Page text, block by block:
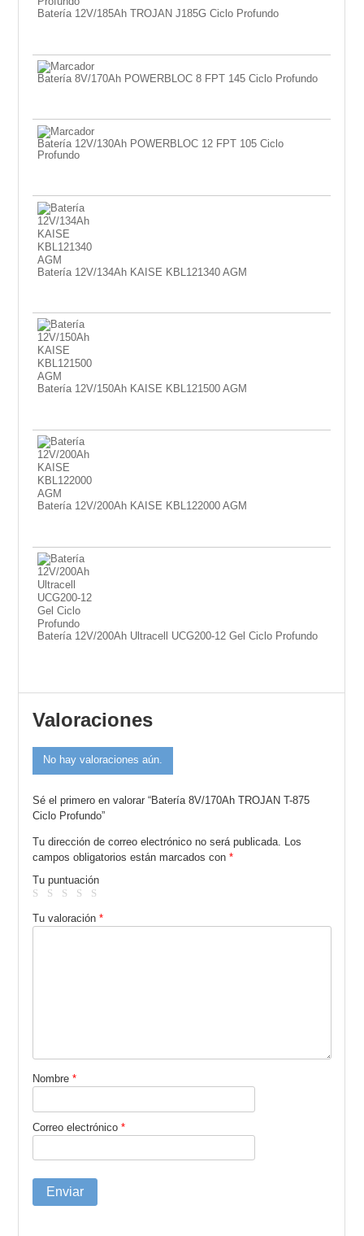
Batería 12V/185Ah TROJAN J185G Ciclo Profundo
Batería 8V/170Ah POWERBLOC 8 FPT 145 Ciclo Profundo
Batería 12V/130Ah POWERBLOC 12 FPT 105 Ciclo
Profundo
Batería 12V/134Ah KAISE KBL121340 AGM
Batería 12V/150Ah KAISE KBL121500 AGM
Batería 12V/200Ah KAISE KBL122000 AGM
Batería 12V/200Ah Ultracell UCG200-12 Gel Ciclo Profundo
Valoraciones
No hay valoraciones aún.
Sé el primero en valorar “Batería 8V/170Ah TROJAN T-875
Ciclo Profundo”
Tu dirección de correo electrónico no será publicada. Los
campos obligatorios están marcados con*
Tu puntuación
Tu valoración*
Nombre*
Correo electrónico*